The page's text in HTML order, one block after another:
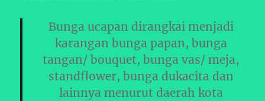
Bunga ucapan dirangkai menjadi
karangan bunga papan, bunga
tangan/ bouquet, bunga vas/ meja,
standflower, bunga dukacita dan
lainnya menurut daerah kota